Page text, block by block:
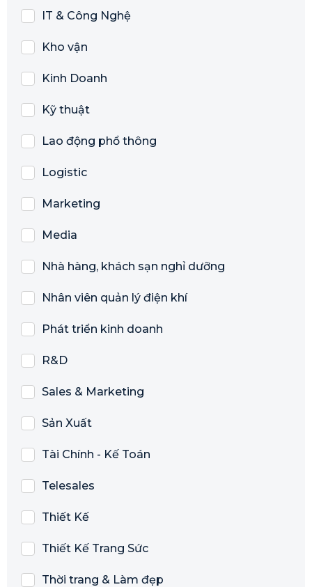
IT & Công Nghệ
Kho vận
Kinh Doanh
Kỹ thuật
Lao động phổ thông
Logistic
Marketing
Media
Nhà hàng, khách sạn nghỉ dưỡng
Nhân viên quản lý điện khí
Phát triển kinh doanh
R&D
Sales & Marketing
Sản Xuất
Tài Chính - Kế Toán
Telesales
Thiết Kế
Thiết Kế Trang Sức
Thời trang & Làm đẹp